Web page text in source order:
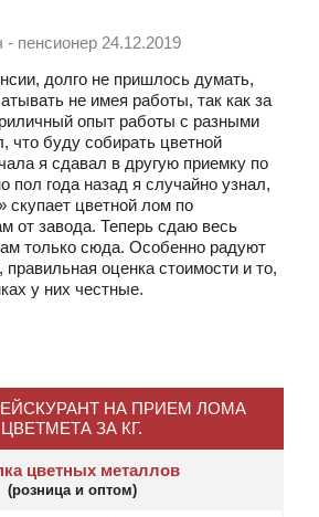
- пенсионер 24.12.2019
долго не пришлось думать,
не имея работы, так как за
опыт работы с разными
что буду собирать цветной
я сдавал в другую приемку по
пол года назад я случайно узнал,
цветной лом по
от завода. Теперь сдаю весь
только сюда. Особенно радуют
оценка стоимости и то,
у них честные.
НА ПРИЕМ ЛОМА
ЦВЕТМЕТА ЗА КГ.
цветных металлов
(розница и оптом)